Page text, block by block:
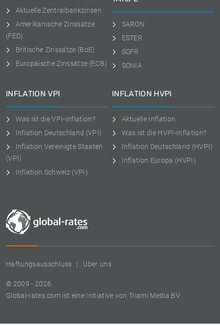
Haftungsausschluss Uber uns
© 2009 - 2026
Global-rates.com ist eine Initiative von Triami Media BV
Aktuelle Zentralbankzinsen
Amerikanische Zinssätze
(FED)
Britische Zinssätze (BoE)
Europäische Zinssätze (ECB)
SARON
ESTER
SOFR
SONIA
INFLATION VPI
Was ist die VPI-Inflation?
Inflation Deutschland (VPI)
Inflation Vereinigte Staaten
(VPI)
Inflation Schweiz (VPI)
INFLATION HVPI
Aktuelle Inflation
Was ist die HVPI-Inflation?
Inflation Deutschland (HVPI)
Inflation Europa (HVPI)